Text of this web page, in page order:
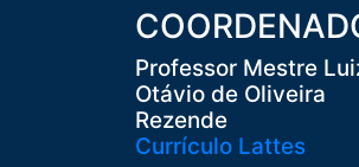
Professor Mestre
Otávio de Oliveira
Rezende
Currículo Lattes